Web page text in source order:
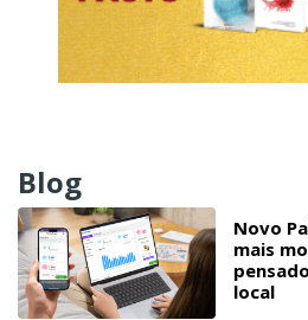
Blog
Novo
mais
local